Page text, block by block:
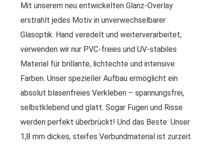
Mit unserem neu entwickelten Glanz-Overlay
erstrahlt jedes Motiv in unverwechselbarer
Glasoptik. Hand veredelt und weiterverarbeitet,
verwenden wir nur PVC-freies und UV-stabiles
Material für brillante, lichtechte und intensive
Farben. Unser spezieller Aufbau ermöglicht ein
absolut blasenfreies Verkleben – spannungsfrei,
selbstklebend und glatt. Sogar Fugen und Risse
werden perfekt überbrückt! Und das Beste: Unser
1,8 mm dickes, steifes Verbundmaterial ist zurzeit